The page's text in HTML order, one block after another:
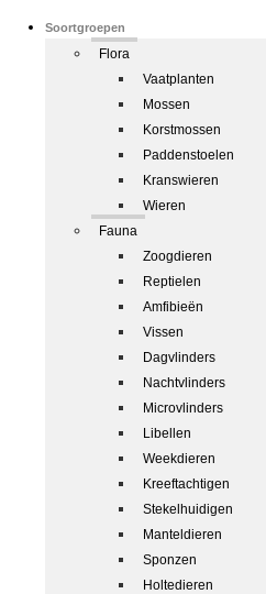
Soortgroepen
Flora
Vaatplanten
Mossen
Korstmossen
Paddenstoelen
Kranswieren
Wieren
Fauna
Zoogdieren
Reptielen
Amfibieën
Vissen
Dagvlinders
Nachtvlinders
Microvlinders
Libellen
Weekdieren
Kreeftachtigen
Stekelhuidigen
Manteldieren
Sponzen
Holtedieren